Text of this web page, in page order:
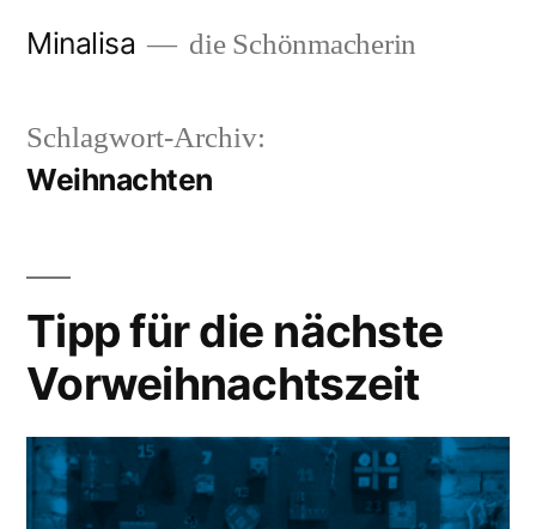
Minalisa die Schönmacherin
Schlagwort-Archiv:
Weihnachten
Tipp für die nächste
Vorweihnachtszeit